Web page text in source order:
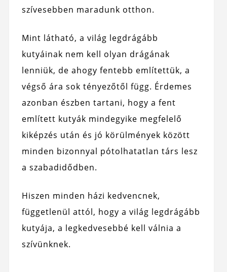
szívesebben maradunk otthon.
Mint látható, a világ legdrágább
kutyáinak nem kell olyan drágának
lenniük, de ahogy fentebb említettük, a
végső ára sok tényezőtől függ. Érdemes
azonban észben tartani, hogy a fent
említett kutyák mindegyike megfelelő
kiképzés után és jó körülmények között
minden bizonnyal pótolhatatlan társ lesz
a szabadidődben.
Hiszen minden házi kedvencnek,
függetlenül attól, hogy a világ legdrágább
kutyája, a legkedvesebbé kell válnia a
szívünknek.